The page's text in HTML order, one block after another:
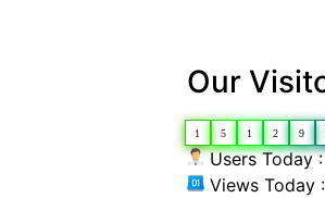
Our
1 5 1 2 9
Users Today
Views Today